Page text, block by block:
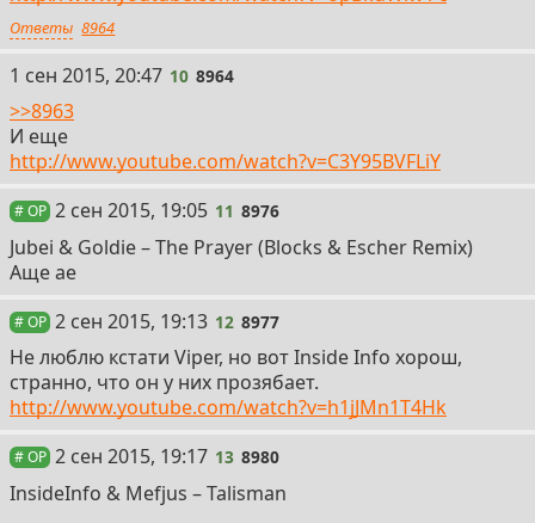
Ответы 8964
10
1 сен 2015, 20:47 10 8964
>>8963
И еще
http://www.youtube.com/watch?v=C3Y95BVFLiY
# OP 11
2 сен 2015, 19:05 11 8976
Jubei & Goldie – The Prayer (Blocks & Escher Remix)
Аще ае
# OP 12
2 сен 2015, 19:13 12 8977
Не люблю кстати Viper, но вот Inside Info хорош,
странно, что он у них прозябает.
http://www.youtube.com/watch?v=h1jJMn1T4Hk
# OP 13
2 сен 2015, 19:17 13 8980
InsideInfo & Mefjus – Talisman